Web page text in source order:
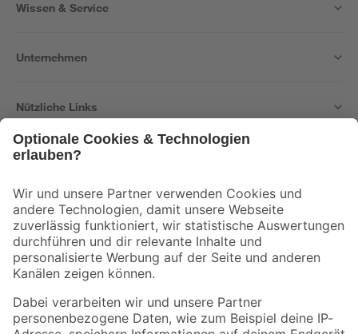
Wissen & Service
Unternehmen
Nützliche Links
Der toom Newsletter: Keine Angebote und Aktionen mehr verpassen!
Zur Newsletter Anmeldung
Folge uns